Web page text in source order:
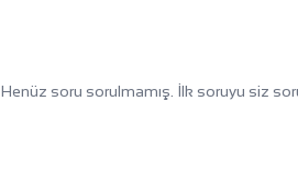
Henüz soru sorulmamış. İlk soruyu siz